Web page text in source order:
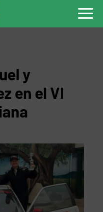
y
en el VI